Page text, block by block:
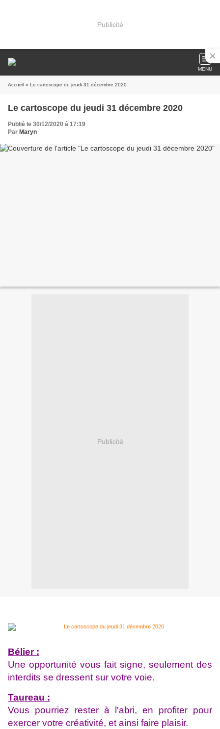
Publicité
MENU
Accueil » Le cartoscope du jeudi 31 décembre 2020
Le cartoscope du jeudi 31 décembre 2020
Publié le 30/12/2020 à 17:19
Par Maryn
Publicité
Bélier :
Une opportunité vous fait signe, seulement des
interdits se dressent sur votre voie.
Taureau :
Vous pourriez rester à l'abri, en profiter pour
exercer votre créativité, et ainsi faire plaisir.